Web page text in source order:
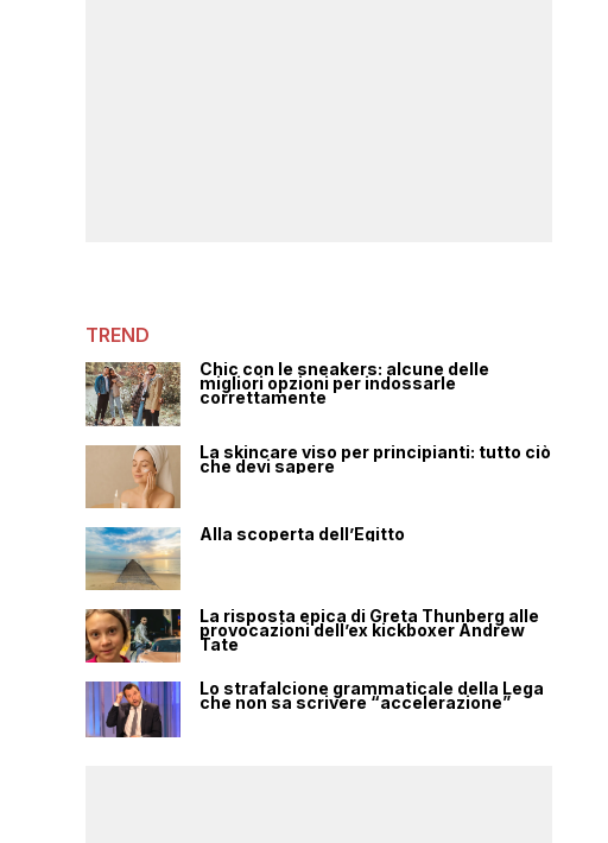
TREND
Chic con le sneakers: alcune delle
migliori opzioni per indossarle
correttamente
La skincare viso per principianti: tutto ciò
che devi sapere
Alla scoperta dell’Egitto
La risposta epica di Greta Thunberg alle
provocazioni dell’ex kickboxer Andrew
Tate
Lo strafalcione grammaticale della Lega
che non sa scrivere “accelerazione”